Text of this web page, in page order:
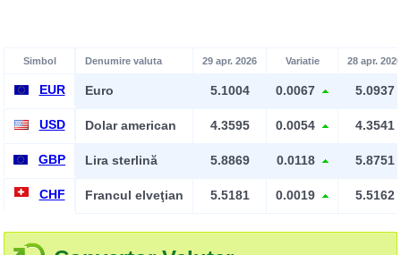
Simbol Denumire valuta 29 apr. 2026 Variatie 28 apr. 2026
EUR Euro 5.1004 0.0067 5.0937
USD Dolar american 4.3595 0.0054 4.3541
GBP Lira sterlină 5.8869 0.0118 5.8751
CHF Francul elveţian 5.5181 0.0019 5.5162